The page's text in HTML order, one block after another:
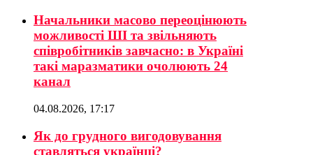
Начальники масово переоцінюють
можливості ШІ та звільняють
співробітників завчасно: в Україні
такі маразматики очолюють 24
канал
04.08.2026, 17:17
Як до грудного вигодовування
ставляться українці?